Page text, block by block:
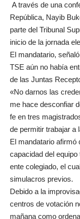
A través de una
República, Nayib
parte del Tribunal
inicio de la jornada
El mandatario,
TSE aún no había
de las Juntas
«No darnos las
me hace desconfiar
fe en tres
de permitir trabajar a
El mandatario afirmó
capacidad del
ente colegiado, el
simulacros previos.
Debido a la
centros de votación
mañana como